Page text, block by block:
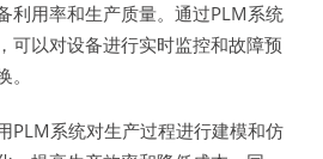
利用率和生产质量。通过PLM系统
可以对设备进行实时监控和故障预
PLM系统对生产过程进行建模和仿